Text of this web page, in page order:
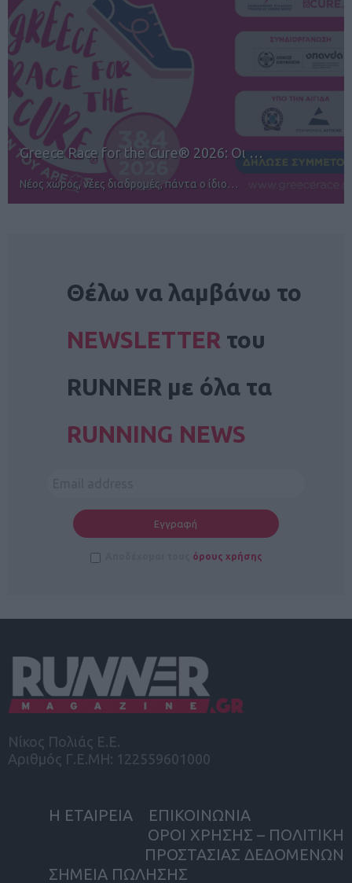
12ος TUI Rhodes Marathon: Άνοιγμα ε…
Αγώνες για όλους στην Ρόδο
Θέλω να λαμβάνω το
NEWSLETTER του
RUNNER με όλα τα
RUNNING NEWS
όρους χρήσης
Νίκος Πολιάς Ε.Ε.
Αριθμός Γ.Ε.ΜΗ: 122559601000
Η ΕΤΑΙΡΕΙΑ
ΕΠΙΚΟΙΝΩΝΙΑ
ΟΡΟΙ ΧΡΗΣΗΣ – ΠΟΛΙΤΙΚΗ
ΠΡΟΣΤΑΣΙΑΣ ΔΕΔΟΜΕΝΩΝ
ΣΗΜΕΙΑ ΠΩΛΗΣΗΣ